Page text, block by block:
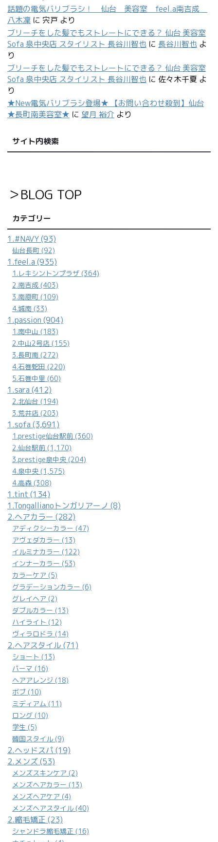
話題の電気バリブラシ！ 仙台 美容室 feel.a南吉成
八木凜 に 宍戸 より
ブリーチをした髪でもストレートにできる？ 仙台 美容室
Sofa 泉中央店 スタイリスト 長谷川智也 に 長谷川智也 よ
り
ブリーチをした髪でもストレートにできる？ 仙台 美容室
Sofa 泉中央店 スタイリスト 長谷川智也 に 佐々木千夏 よ
り
★New電気バリブラシ登場★ 【お問い合わせ殺到】仙台
★長町南美容室★ に 望月 裕介 より
サイト内検索
＞BLOG TOP
カテゴリー
1.#NAVY (93)
仙台長町 (92)
1.feel.a (935)
1.レキシントンプラザ (364)
2.南吉成 (403)
3.南原町 (109)
4.城南 (33)
1.passion (904)
1.南中山 (183)
2.中山2号店 (155)
3.長町南 (272)
4.石巻蛇田 (220)
5.石巻中里 (60)
1.sara (412)
2.北仙台 (194)
3.荒井店 (203)
1.sofa (3,691)
1.prestige仙台駅前 (360)
2.仙台駅前 (1,170)
3.prestige泉中央 (204)
4.泉中央 (1,575)
4.高森 (308)
1.tint (134)
1.Tongallianoトンガリアーノ (8)
2.ヘアカラー (282)
アディクシーカラー (47)
アヴェダカラー (13)
イルミナカラー (122)
インナーカラー (53)
カラーケア (5)
グラデーションカラー (6)
グレイヘア (2)
ダブルカラー (13)
ハイライト (12)
ヴィラロドラ (14)
2.ヘアスタイル (71)
ショート (13)
パーマ (16)
ヘアアレンジ (18)
ボブ (10)
ミディアム (11)
ロング (10)
学生 (5)
韓国スタイル (9)
2.ヘッドスパ (19)
2.メンズ (53)
メンズスキンケア (2)
メンズヘアカラー (13)
メンズヘアケア (4)
メンズヘアスタイル (40)
2.縮毛矯正 (23)
シャンドラ縮毛矯正 (16)